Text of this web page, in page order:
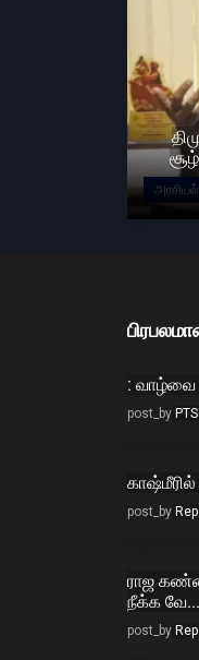
அரசியல்
: வாழ்வை
post_by
காஷ்மீரில்
post_by
ராஜ
நீக்க வே...
post_by